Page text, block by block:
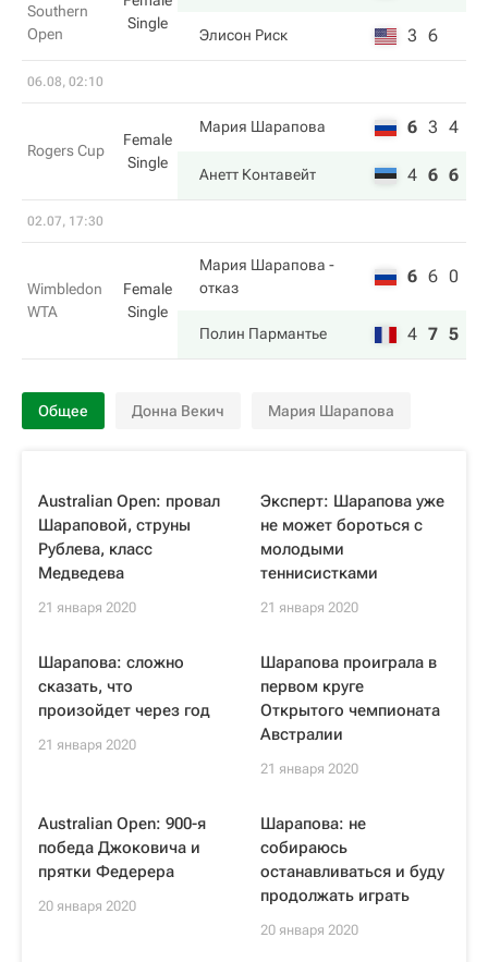
Southern
Open
Single
Элисон Риск 3 6
06.08, 02:10
Rogers Cup
Female
Single
Мария Шарапова 6 3 4
Анетт Контавейт 4 6 6
02.07, 17:30
Wimbledon
WTA
Female
Single
Мария Шарапова -
отказ
6 6 0
Полин Пармантье 4 7 5
Общее Донна Векич Мария Шарапова
Australian Open: провал
Шараповой, струны
Рублева, класс
Медведева
21 января 2020
Эксперт: Шарапова уже
не может бороться с
молодыми
теннисистками
21 января 2020
Шарапова: сложно
сказать, что
произойдет через год
21 января 2020
Шарапова проиграла в
первом круге
Открытого чемпионата
Австралии
21 января 2020
Australian Open: 900-я
победа Джоковича и
прятки Федерера
20 января 2020
Шарапова: не
собираюсь
останавливаться и буду
продолжать играть
20 января 2020